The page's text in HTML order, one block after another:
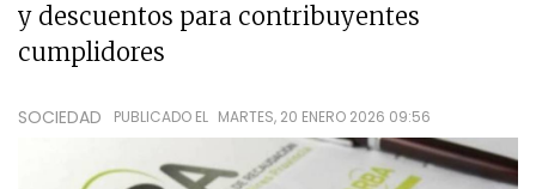
y descuentos para contribuyentes
cumplidores
SOCIEDAD PUBLICADO EL MARTES, 20 ENERO 2026 09:56